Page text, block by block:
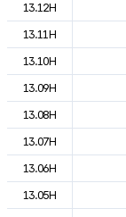
13.12H
13.11H
13.10H
13.09H
13.08H
13.07H
13.06H
13.05H